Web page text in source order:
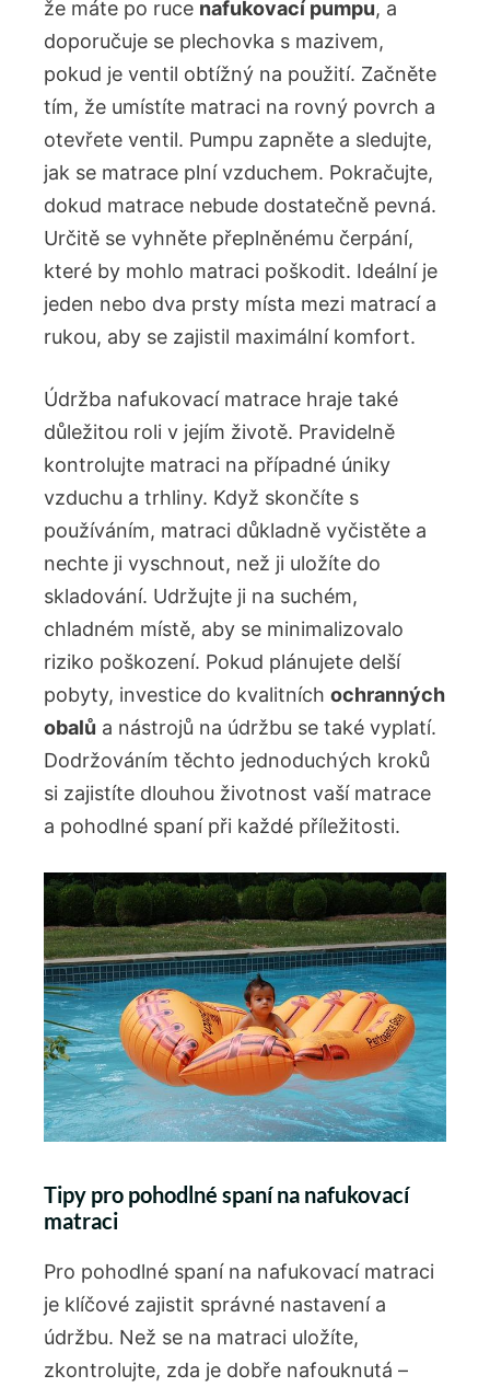
že máte po ruce nafukovací ‍pumpu, a
doporučuje se plechovka ‍s mazivem,
pokud je ventil obtížný na použití. Začněte
tím, že ‍umístíte matraci na rovný povrch a
otevřete ventil. Pumpu zapněte a​ sledujte,
jak se matrace plní vzduchem. Pokračujte,
dokud matrace nebude ‌dostatečně pevná.
⁣Určitě se vyhněte přeplněnému čerpání,
⁣které by mohlo ​matraci poškodit. Ideální je
⁤jeden nebo dva prsty místa mezi matrací a
rukou, aby‌ se​ zajistil maximální ‌komfort.
Údržba nafukovací⁢ matrace hraje také
důležitou roli v jejím životě. Pravidelně
kontrolujte matraci na‌ případné úniky
⁤vzduchu a⁢ trhliny. ⁣Když skončíte s
používáním, matraci důkladně vyčistěte a
nechte ⁢ji vyschnout, než‌ ji uložíte do
skladování. Udržujte ji na suchém,
chladném místě, aby se minimalizovalo‌
riziko ⁣poškození. Pokud ‍plánujete delší
pobyty, investice do kvalitních ochranných
obalů a nástrojů na údržbu se⁣ také vyplatí.
Dodržováním těchto jednoduchých kroků
si⁤ zajistíte dlouhou ‍životnost vaší matrace
a pohodlné ⁣spaní při každé příležitosti.
Tipy‌ pro ⁣pohodlné spaní na ⁣nafukovací
matraci
Pro pohodlné ​spaní‌ na nafukovací matraci
⁣je ‌klíčové zajistit správné⁣ nastavení a​
údržbu. Než se na ⁣matraci uložíte,
zkontrolujte, zda je dobře nafouknutá –